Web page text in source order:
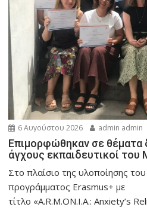
6 Αυγούστου 2026 admin admin
Eπιμορφώθηκαν σε θέματα
άγχους εκπαιδευτικοί του
Στο πλαίσιο της υλοποίησης
προγράμματος Erasmus+ με
τίτλο «A.R.M.ON.I.A.: Anxiety’s